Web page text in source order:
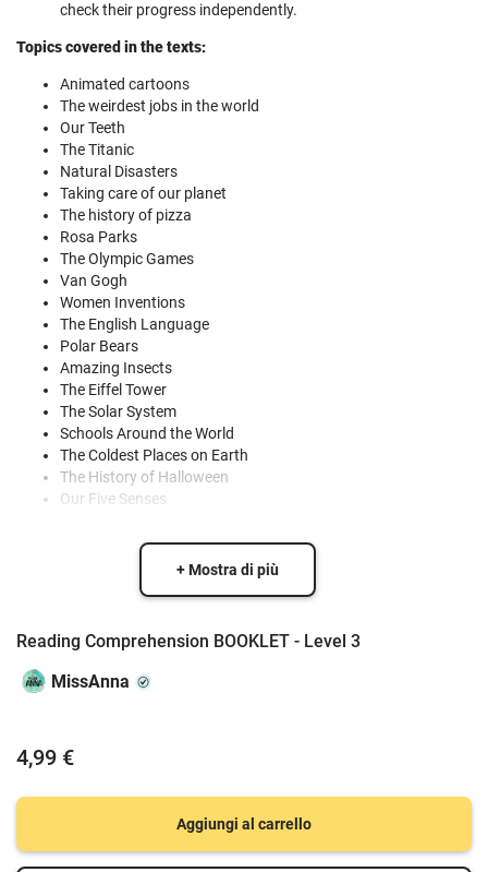
check their progress independently.
Topics covered in the texts:
Animated cartoons
The weirdest jobs in the world
Our Teeth
The Titanic
Natural Disasters
Taking care of our planet
The history of pizza
Rosa Parks
The Olympic Games
Van Gogh
Women Inventions
The English Language
Polar Bears
Amazing Insects
The Eiffel Tower
The Solar System
Schools Around the World
The Coldest Places on Earth
The History of Halloween
Our Five Senses
+ Mostra di più
Reading Comprehension BOOKLET - Level 3
MissAnna
4,99 €
Aggiungi al carrello